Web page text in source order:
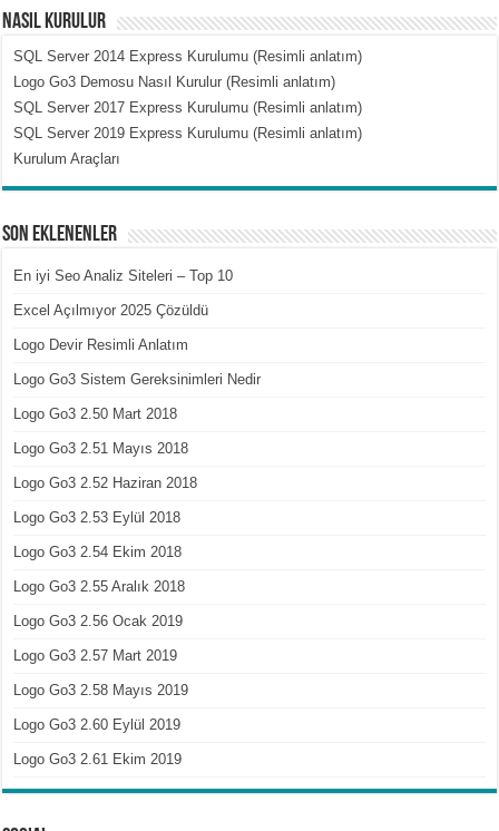
Nasıl Kurulur
SQL Server 2014 Express Kurulumu (Resimli anlatım)
Logo Go3 Demosu Nasıl Kurulur (Resimli anlatım)
SQL Server 2017 Express Kurulumu (Resimli anlatım)
SQL Server 2019 Express Kurulumu (Resimli anlatım)
Kurulum Araçları
Son Eklenenler
En iyi Seo Analiz Siteleri – Top 10
Excel Açılmıyor 2025 Çözüldü
Logo Devir Resimli Anlatım
Logo Go3 Sistem Gereksinimleri Nedir
Logo Go3 2.50 Mart 2018
Logo Go3 2.51 Mayıs 2018
Logo Go3 2.52 Haziran 2018
Logo Go3 2.53 Eylül 2018
Logo Go3 2.54 Ekim 2018
Logo Go3 2.55 Aralık 2018
Logo Go3 2.56 Ocak 2019
Logo Go3 2.57 Mart 2019
Logo Go3 2.58 Mayıs 2019
Logo Go3 2.60 Eylül 2019
Logo Go3 2.61 Ekim 2019